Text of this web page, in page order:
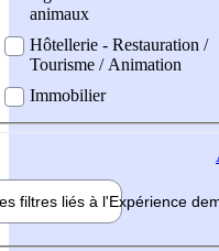
animaux
Hôtellerie - Restauration /
Tourisme / Animation
Immobilier
filtres liés à l'Expérience